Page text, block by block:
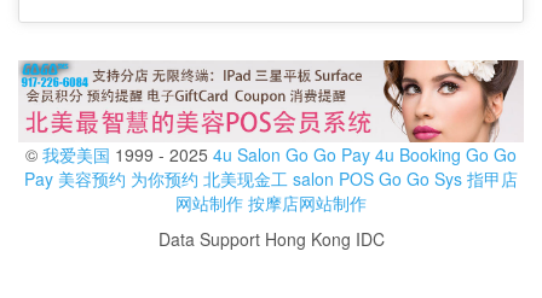
© 我爱美国 1999 - 2025 4u Salon Go Go Pay 4u Booking Go Go
Pay 美容预约 为你预约 北美现金工 salon POS Go Go Sys 指甲店
网站制作 按摩店网站制作
Data Support Hong Kong IDC